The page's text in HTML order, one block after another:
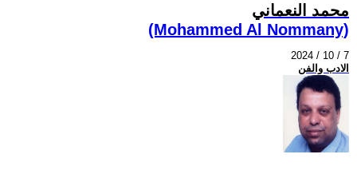
محمد النعماني
(Mohammed Al Nommany)
2024 / 10 / 7
الادب والفن